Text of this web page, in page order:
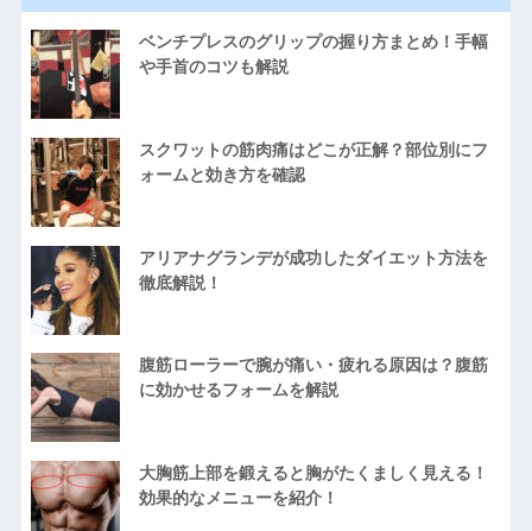
ベンチプレスのグリップの握り方まとめ！手幅
や手首のコツも解説
スクワットの筋肉痛はどこが正解？部位別にフ
ォームと効き方を確認
アリアナグランデが成功したダイエット方法を
徹底解説！
腹筋ローラーで腕が痛い・疲れる原因は？腹筋
に効かせるフォームを解説
大胸筋上部を鍛えると胸がたくましく見える！
効果的なメニューを紹介！